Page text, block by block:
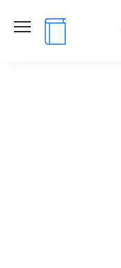
содержанию